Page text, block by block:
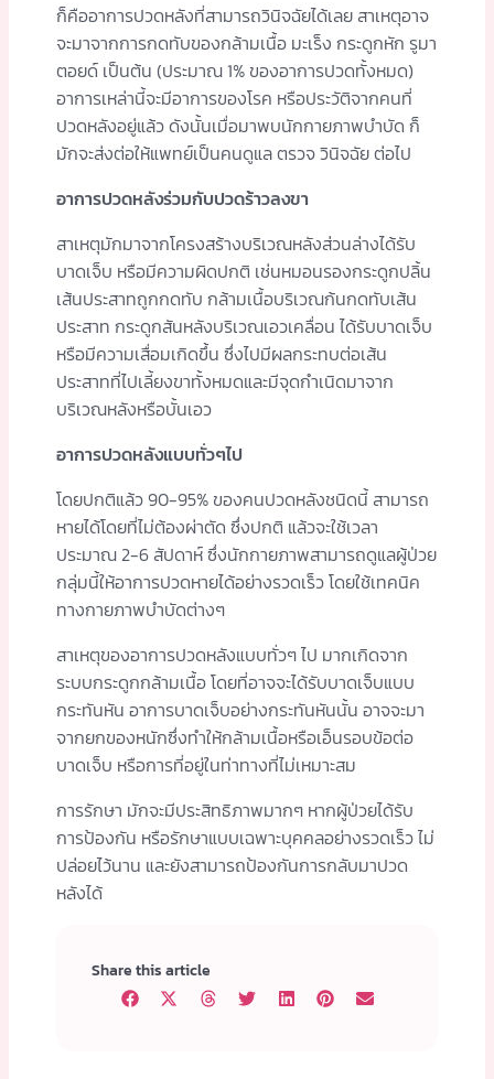
ก็คืออาการปวดหลังที่สามารถวินิจฉัยได้เลย สาเหตุอาจ
จะมาจากการกดทับของกล้ามเนื้อ มะเร็ง กระดูกหัก รูมา
ตอยด์ เป็นต้น (ประมาณ 1% ของอาการปวดทั้งหมด)
อาการเหล่านี้จะมีอาการของโรค หรือประวัติจากคนที่
ปวดหลังอยู่แล้ว ดังนั้นเมื่อมาพบนักกายภาพบำบัด ก็
มักจะส่งต่อให้แพทย์เป็นคนดูแล ตรวจ วินิจฉัย ต่อไป
อาการปวดหลังร่วมกับปวดร้าวลงขา
สาเหตุมักมาจากโครงสร้างบริเวณหลังส่วนล่างได้รับ
บาดเจ็บ หรือมีความผิดปกติ เช่นหมอนรองกระดูกปลิ้น
เส้นประสาทถูกกดทับ กล้ามเนื้อบริเวณก้นกดทับเส้น
ประสาท กระดูกสันหลังบริเวณเอวเคลื่อน ได้รับบาดเจ็บ
หรือมีความเสื่อมเกิดขึ้น ซึ่งไปมีผลกระทบต่อเส้น
ประสาทที่ไปเลี้ยงขาทั้งหมดและมีจุดกำเนิดมาจาก
บริเวณหลังหรือบั้นเอว
อาการปวดหลังแบบทั่วๆไป
โดยปกติแล้ว 90-95% ของคนปวดหลังชนิดนี้ สามารถ
หายได้โดยที่ไม่ต้องผ่าตัด ซึ่งปกติ แล้วจะใช้เวลา
ประมาณ 2-6 สัปดาห์ ซึ่งนักกายภาพสามารถดูแลผู้ป่วย
กลุ่มนี้ให้อาการปวดหายได้อย่างรวดเร็ว โดยใช้เทคนิค
ทางกายภาพบำบัดต่างๆ
สาเหตุของอาการปวดหลังแบบทั่วๆ ไป มากเกิดจาก
ระบบกระดูกกล้ามเนื้อ โดยที่อาจจะได้รับบาดเจ็บแบบ
กระทันหัน อาการบาดเจ็บอย่างกระทันหันนั้น อาจจะมา
จากยกของหนักซึ่งทำให้กล้ามเนื้อหรือเอ็นรอบข้อต่อ
บาดเจ็บ หรือการที่อยู่ในท่าทางที่ไม่เหมาะสม
การรักษา มักจะมีประสิทธิภาพมากๆ หากผู้ป่วยได้รับ
การป้องกัน หรือรักษาแบบเฉพาะบุคคลอย่างรวดเร็ว ไม่
ปล่อยไว้นาน และยังสามารถป้องกันการกลับมาปวด
หลังได้
Share this article